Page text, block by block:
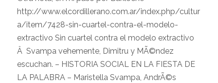
http://www.elcordillerano.com.ar/index.php/cultur
a/item/7428-sin-cuartel-contra-el-modelo-
extractivo Sin cuartel contra el modelo extractivo
Â Svampa vehemente, Dimitru y MÃ©ndez
escuchan. – HISTORIA SOCIAL EN LA FIESTA DE
LA PALABRA – Maristella Svampa, AndrÃ©s